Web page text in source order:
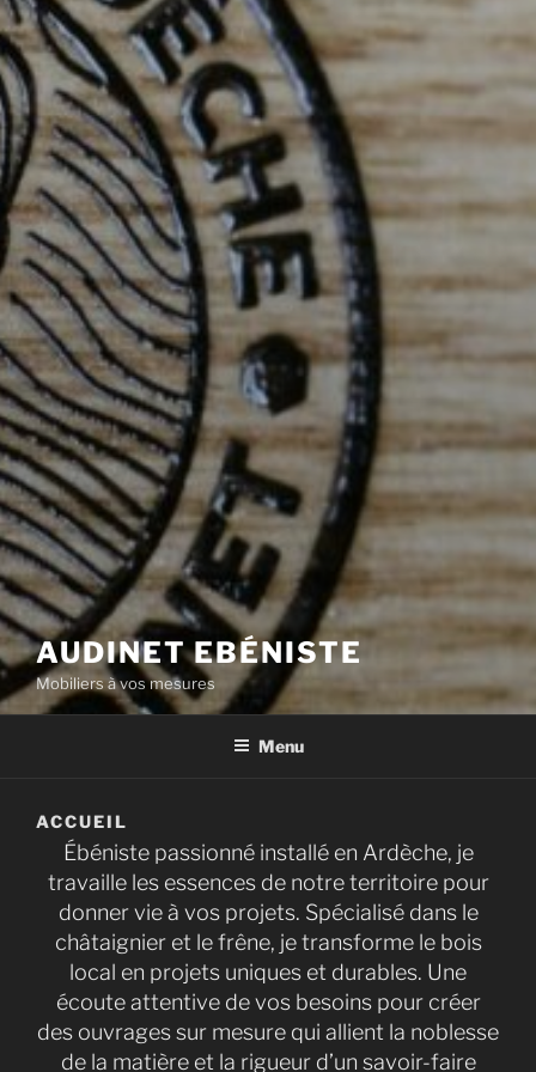
AUDINET EBÉNISTE
Mobiliers à vos mesures
Menu
ACCUEIL
Ébéniste passionné installé en Ardèche, je
travaille les essences de notre territoire pour
donner vie à vos projets. Spécialisé dans le
châtaignier et le frêne, je transforme le bois
local en projets uniques et durables. Une
écoute attentive de vos besoins pour créer
des ouvrages sur mesure qui allient la noblesse
de la matière et la rigueur d’un savoir-faire